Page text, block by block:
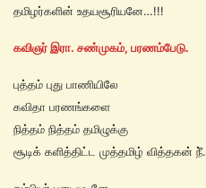
தமிழர்களின் உதயசூரியனே…!!!
கவிஞர் இரா. சண்முகம், பரணம்பேடு.
புத்தம் புது பாணியிலே
கவிதா பரணங்களை
நித்தம் நித்தம் தமிழுக்கு
சூடிக் களித்திட்ட முத்தமிழ் வித்தகன் நீ்.